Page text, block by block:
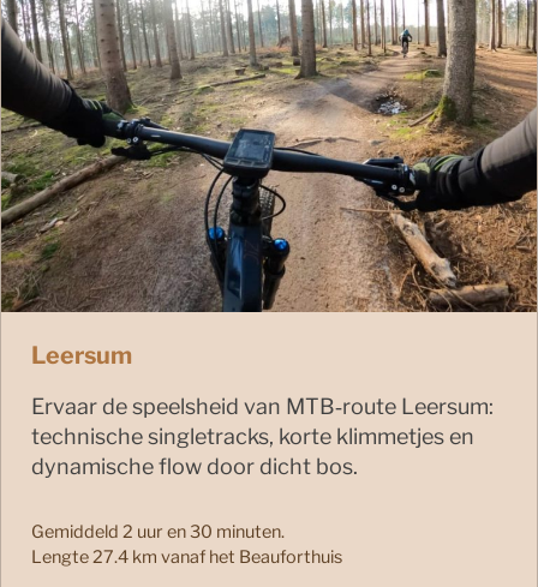
Leersum
Ervaar de speelsheid van MTB‑route Leersum:
technische singletracks, korte klimmetjes en
dynamische flow door dicht bos.
Gemiddeld 2 uur en 30 minuten.
Lengte 27.4 km vanaf het Beauforthuis